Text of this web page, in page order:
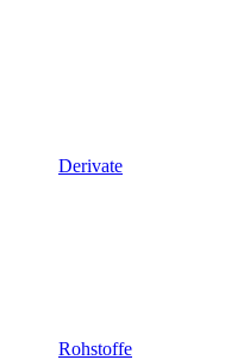
Derivate
Rohstoffe